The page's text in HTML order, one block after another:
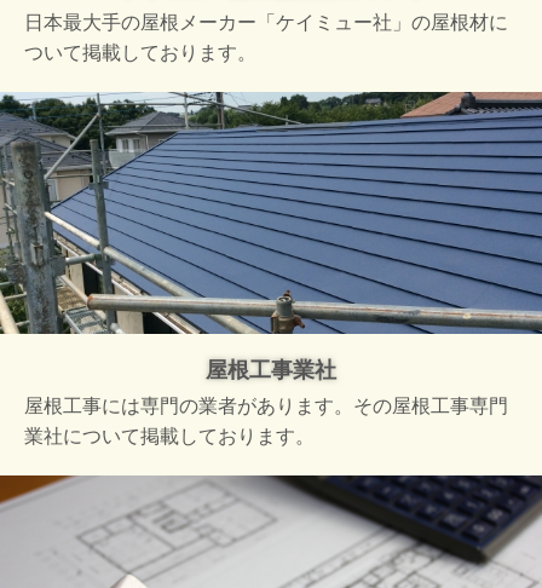
日本最大手の屋根メーカー「ケイミュー社」の屋根材に
ついて掲載しております。
屋根工事業社
屋根工事には専門の業者があります。その屋根工事専門
業社について掲載しております。